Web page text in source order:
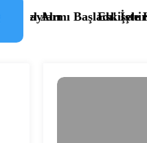
İşte Kadrolar,
Eskişehir Osmangazi